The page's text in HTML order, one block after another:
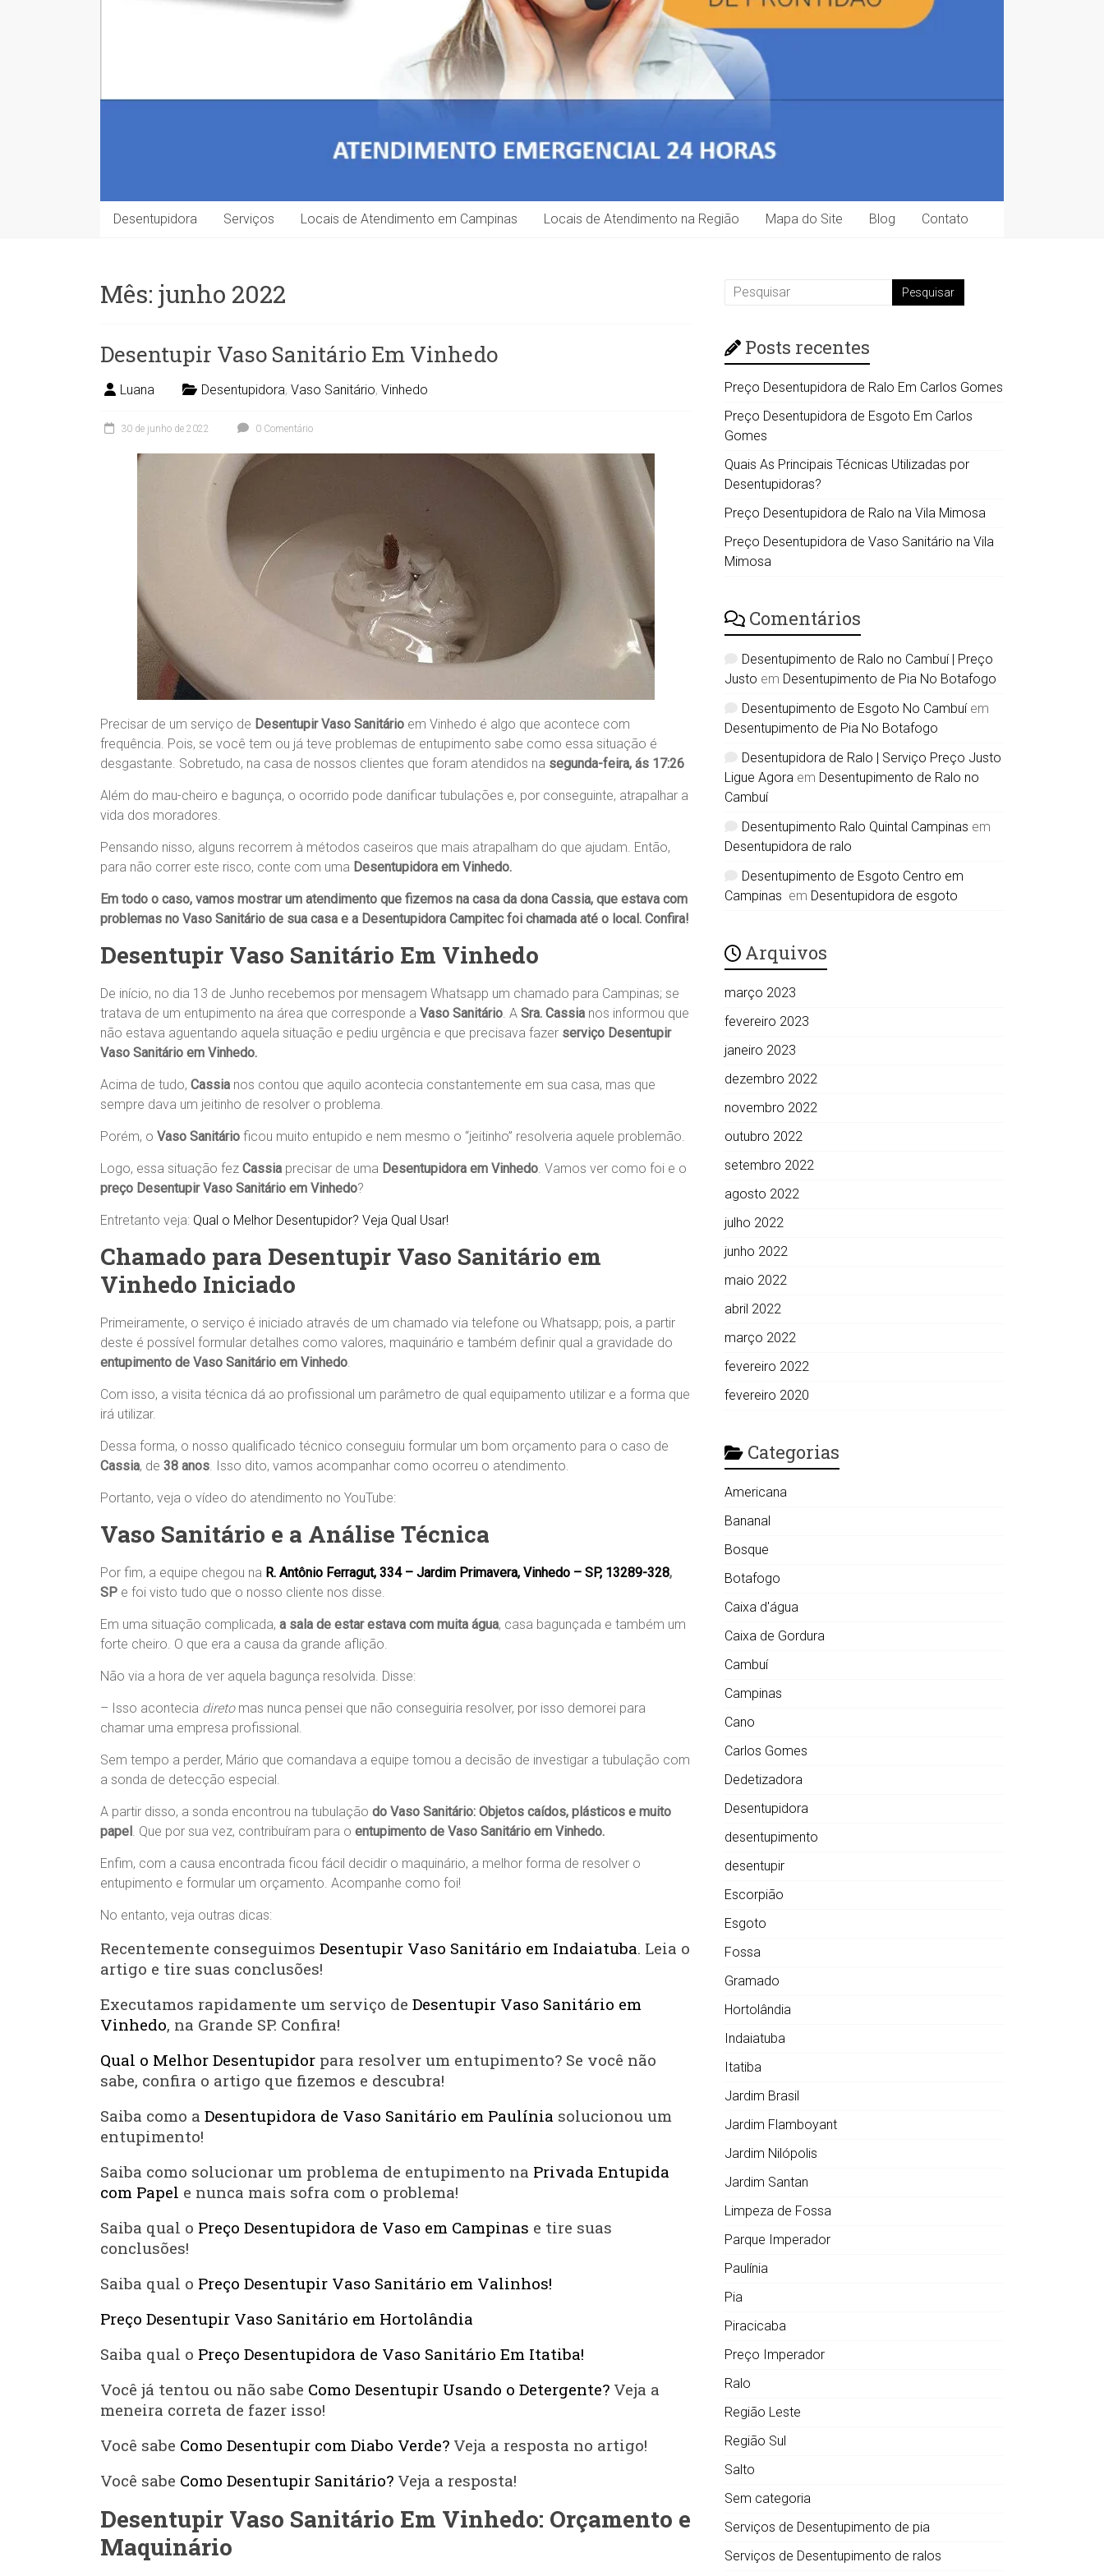
Desentupidora Serviços Locais de Atendimento em Campinas Locais de Atendimento na Região Mapa do Site Blog Contato
Mês: junho 2022
Desentupir Vaso Sanitário Em Vinhedo
Luana Desentupidora, Vaso Sanitário, Vinhedo
30 de junho de 2022 0 Comentário
Precisar de um serviço de Desentupir Vaso Sanitário em Vinhedo é algo que acontece com
frequência. Pois, se você tem ou já teve problemas de entupimento sabe como essa situação é
desgastante. Sobretudo, na casa de nossos clientes que foram atendidos na segunda-feira, ás 17:26
Além do mau-cheiro e bagunça, o ocorrido pode danificar tubulações e, por conseguinte, atrapalhar a
vida dos moradores.
Pensando nisso, alguns recorrem à métodos caseiros que mais atrapalham do que ajudam. Então,
para não correr este risco, conte com uma Desentupidora em Vinhedo.
Em todo o caso, vamos mostrar um atendimento que fizemos na casa da dona Cassia, que estava com
problemas no Vaso Sanitário de sua casa e a Desentupidora Campitecfoi chamada até o local. Confira!
Desentupir Vaso Sanitário Em Vinhedo
De início, no dia 13 de Junho recebemos por mensagem Whatsapp um chamado para Campinas; se
tratava de um entupimento na área que corresponde a Vaso Sanitário. A Sra. Cassia nos informou que
não estava aguentando aquela situação e pediu urgência e que precisava fazer serviço Desentupir
Vaso Sanitário em Vinhedo.
Acima de tudo, Cassia nos contou que aquilo acontecia constantemente em sua casa, mas que
sempre dava um jeitinho de resolver o problema.
Porém, o Vaso Sanitário ficou muito entupido e nem mesmo o “jeitinho” resolveria aquele problemão.
Logo, essa situação fez Cassia precisar de uma Desentupidora em Vinhedo. Vamos ver como foi e o
preço Desentupir Vaso Sanitário em Vinhedo?
Entretanto veja: Qual o Melhor Desentupidor? Veja Qual Usar!
Chamado para Desentupir Vaso Sanitário em
Vinhedo Iniciado
Primeiramente, o serviço é iniciado através de um chamado via telefone ou Whatsapp; pois, a partir
deste é possível formular detalhes como valores, maquinário e também definir qual a gravidade do
entupimento de Vaso Sanitário em Vinhedo.
Com isso, a visita técnica dá ao profissional um parâmetro de qual equipamento utilizar e a forma que
irá utilizar.
Dessa forma, o nosso qualificado técnico conseguiu formular um bom orçamento para o caso de
Cassia, de 38 anos. Isso dito, vamos acompanhar como ocorreu o atendimento.
Portanto, veja o vídeo do atendimento no YouTube:
Vaso Sanitário e a Análise Técnica
Por fim, a equipe chegou na R. Antônio Ferragut, 334 – Jardim Primavera, Vinhedo – SP, 13289-328,
SP e foi visto tudo que o nosso cliente nos disse.
Em uma situação complicada, a sala de estar estava com muita água, casa bagunçada e também um
forte cheiro. O que era a causa da grande aflição.
Não via a hora de ver aquela bagunça resolvida. Disse:
– Isso acontecia diretomas nunca pensei que não conseguiria resolver, por isso demorei para
chamar uma empresa profissional.
Sem tempo a perder, Mário que comandava a equipe tomou a decisão de investigar a tubulação com
a sonda de detecção especial.
A partir disso, a sonda encontrou na tubulação do Vaso Sanitário: Objetos caídos, plásticos e muito
papel. Que por sua vez, contribuíram para o entupimento de Vaso Sanitário em Vinhedo.
Enfim, com a causa encontrada ficou fácil decidir o maquinário, a melhor forma de resolver o
entupimento e formular um orçamento. Acompanhe como foi!
No entanto, veja outras dicas:
Recentemente conseguimos Desentupir Vaso Sanitário em Indaiatuba. Leia o
artigo e tire suas conclusões!
Executamos rapidamente um serviço de Desentupir Vaso Sanitário em
Vinhedo, na Grande SP. Confira!
Qual o Melhor Desentupidor para resolver um entupimento? Se você não
sabe, confira o artigo que fizemos e descubra!
Saiba como a Desentupidora de Vaso Sanitário em Paulínia solucionou um
entupimento!
Saiba como solucionar um problema de entupimento na Privada Entupida
com Papel e nunca mais sofra com o problema!
Saiba qual o Preço Desentupidora de Vaso em Campinas e tire suas
conclusões!
Saiba qual o Preço Desentupir Vaso Sanitário em Valinhos!
Preço Desentupir Vaso Sanitário em Hortolândia
Saiba qual o Preço Desentupidora de Vaso Sanitário Em Itatiba!
Você já tentou ou não sabe Como Desentupir Usando o Detergente? Veja a
meneira correta de fazer isso!
Você sabe Como Desentupir com Diabo Verde? Veja a resposta no artigo!
Você sabe Como Desentupir Sanitário? Veja a resposta!
Desentupir Vaso Sanitário Em Vinhedo: Orçamento e
Maquinário
Posts recentes
Preço Desentupidora de Ralo Em Carlos Gomes
Preço Desentupidora de Esgoto Em Carlos
Gomes
Quais As Principais Técnicas Utilizadas por
Desentupidoras?
Preço Desentupidora de Ralo na Vila Mimosa
Preço Desentupidora de Vaso Sanitário na Vila
Mimosa
Comentários
Desentupimento de Ralo no Cambuí | Preço
Justo em Desentupimento de Pia No Botafogo
Desentupimento de Esgoto No Cambuíem
Desentupimento de Pia No Botafogo
Desentupidora de Ralo | Serviço Preço Justo
Ligue Agora em Desentupimento de Ralo no
Cambuí
Desentupimento Ralo Quintal Campinas em
Desentupidora de ralo
Desentupimento de Esgoto Centro em
Campinas em Desentupidora de esgoto
Arquivos
março 2023
fevereiro 2023
janeiro 2023
dezembro 2022
novembro 2022
outubro 2022
setembro 2022
agosto 2022
julho 2022
junho 2022
maio 2022
abril 2022
março 2022
fevereiro 2022
fevereiro 2020
Categorias
Americana
Bananal
Bosque
Botafogo
Caixa d'água
Caixa de Gordura
Cambuí
Campinas
Cano
Carlos Gomes
Dedetizadora
Desentupidora
desentupimento
desentupir
Escorpião
Esgoto
Fossa
Gramado
Hortolândia
Indaiatuba
Itatiba
Jardim Brasil
Jardim Flamboyant
Jardim Nilópolis
Jardim Santan
Limpeza de Fossa
Parque Imperador
Paulínia
Pia
Piracicaba
Preço Imperador
Ralo
Região Leste
Região Sul
Salto
Sem categoria
Serviços de Desentupimento de pia
Serviços de Desentupimento de ralos